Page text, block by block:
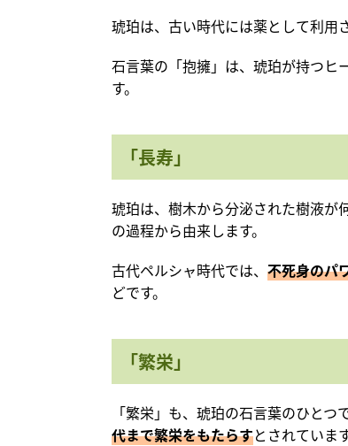
琥珀は、古い時代には薬として利用
石言葉の「抱擁」は、琥珀が持つヒ
す。
「長寿」
琥珀は、樹木から分泌された樹液が
の過程から由来します。
古代ペルシャ時代では、 不死身のパ
どです。
「繁栄」
「繁栄」も、琥珀の石言葉のひと
代まで繁栄をもたらすとされています